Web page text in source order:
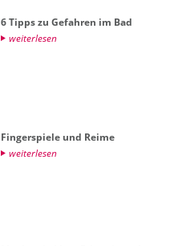
6 Tipps zu Ge­fah­ren im Bad
wei­ter­le­sen
Fin­ger­spie­le und Reime
wei­ter­le­sen